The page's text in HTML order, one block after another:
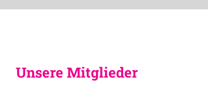
Unsere Mitglieder